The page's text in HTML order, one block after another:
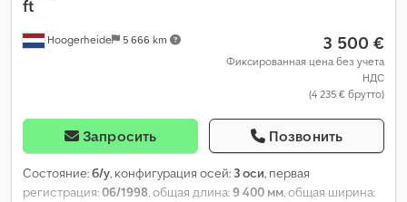
Hoogerheide 5 666 km
ft
3 500 €
Фиксированная цена без учета
НДС
(4 235 € брутто)
Запросить Позвонить
Состояние:б/у, конфигурация осей: 3 оси, первая
регистрация:06/1998, общая длина:9 400 мм, общая ширина: